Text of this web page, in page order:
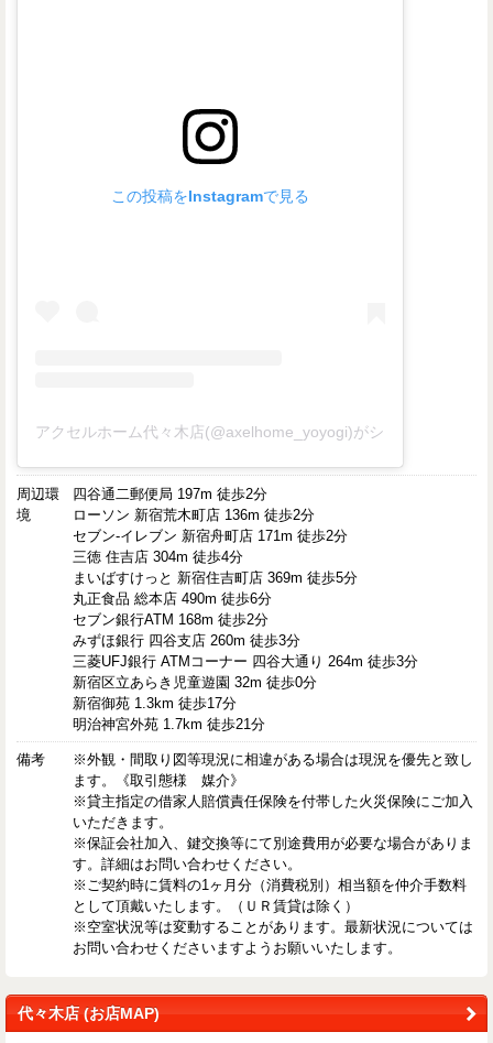
この投稿をInstagramで見る
アクセルホーム代々木店(@axelhome_yoyogi)がシェアした投稿
周辺環
境
四谷通二郵便局 197m 徒歩2分
ローソン 新宿荒木町店 136m 徒歩2分
セブン-イレブン 新宿舟町店 171m 徒歩2分
三徳 住吉店 304m 徒歩4分
まいばすけっと 新宿住吉町店 369m 徒歩5分
丸正食品 総本店 490m 徒歩6分
セブン銀行ATM 168m 徒歩2分
みずほ銀行 四谷支店 260m 徒歩3分
三菱UFJ銀行 ATMコーナー 四谷大通り 264m 徒歩3分
新宿区立あらき児童遊園 32m 徒歩0分
新宿御苑 1.3km 徒歩17分
明治神宮外苑 1.7km 徒歩21分
備考
※外観・間取り図等現況に相違がある場合は現況を優先と致し
ます。《取引態様 媒介》
※貸主指定の借家人賠償責任保険を付帯した火災保険にご加入
いただきます。
※保証会社加入、鍵交換等にて別途費用が必要な場合がありま
す。詳細はお問い合わせください。
※ご契約時に賃料の1ヶ月分（消費税別）相当額を仲介手数料
として頂戴いたします。（ＵＲ賃貸は除く）
※空室状況等は変動することがあります。最新状況については
お問い合わせくださいますようお願いいたします。
代々木店 (お店MAP)